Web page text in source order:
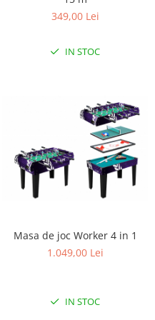
349,00 Lei
IN STOC
Masa de joc Worker 4 in 1
1.049,00 Lei
IN STOC